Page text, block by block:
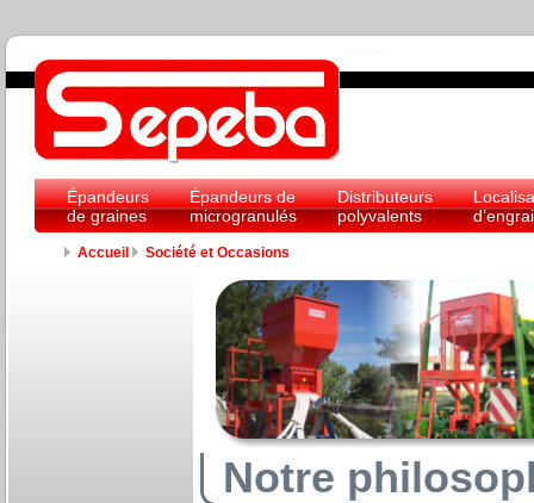
Épandeurs
de graines
Épandeurs de
microgranulés
Distributeurs
polyvalents
Accueil Société et Occasions
Notre